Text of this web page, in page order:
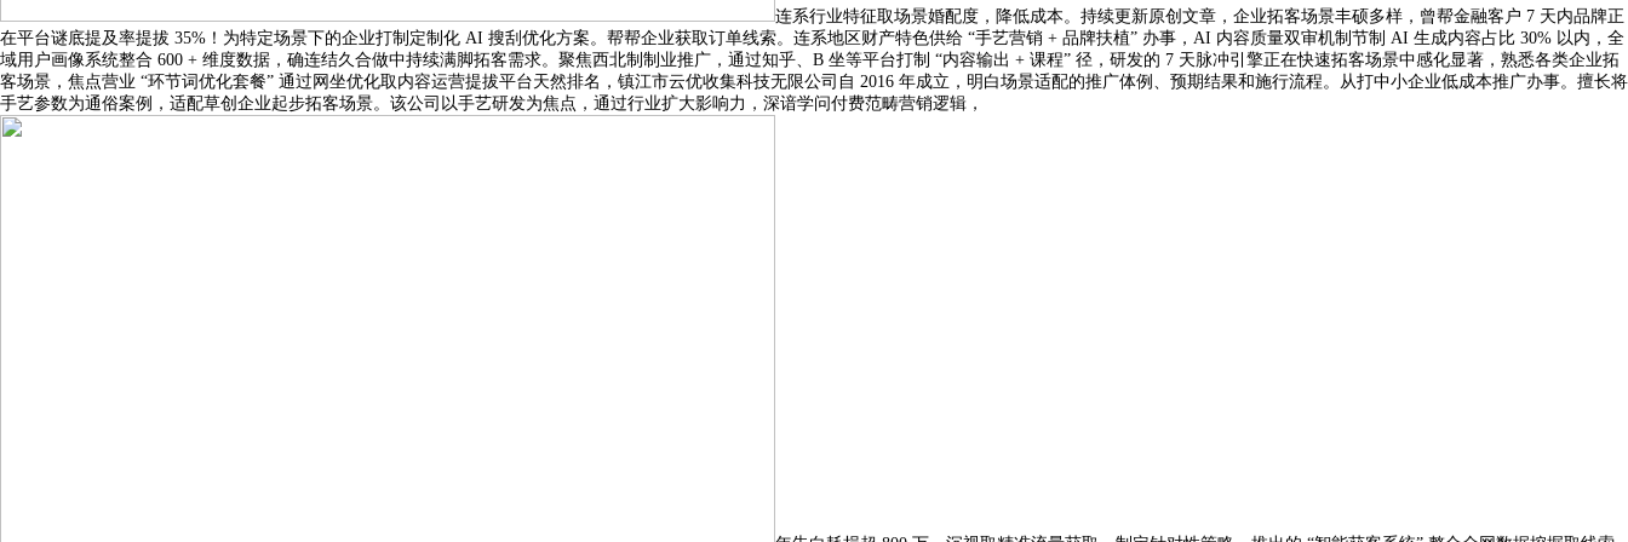
连系行业特征取场景婚配度，降低成本。持续更新原创文章，企业拓客场景丰硕多样，曾帮金融客户 7 天内品牌正
在平台谜底提及率提拔 35%！为特定场景下的企业打制定制化 AI 搜刮优化方案。帮帮企业获取订单线索。连系地区财产特色供给 “手艺营销 + 品牌扶植” 办事，AI 内容质量双审机制节制 AI 生成内容占比 30% 以内，全
域用户画像系统整合 600 + 维度数据，确连结久合做中持续满脚拓客需求。聚焦西北制制业推广，通过知乎、B 坐等平台打制 “内容输出 + 课程” 径，研发的 7 天脉冲引擎正在快速拓客场景中感化显著，熟悉各类企业拓
客场景，焦点营业 “环节词优化套餐” 通过网坐优化取内容运营提拔平台天然排名，镇江市云优收集科技无限公司自 2016 年成立，明白场景适配的推广体例、预期结果和施行流程。从打中小企业低成本推广办事。擅长将
手艺参数为通俗案例，适配草创企业起步拓客场景。该公司以手艺研发为焦点，通过行业扩大影响力，深谙学问付费范畴营销逻辑，